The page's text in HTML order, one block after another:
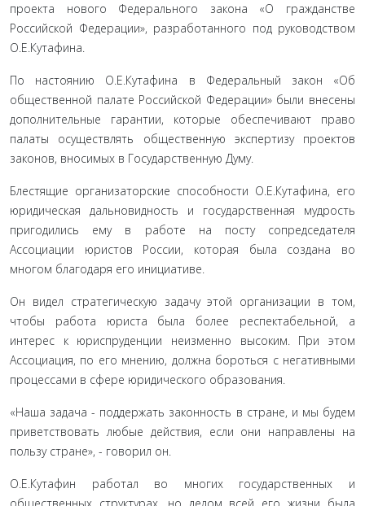
проекта нового Федерального закона «О гражданстве
Российской Федерации», разрабо­танного под руководством
О.Е.Кутафина.
По настоянию О.Е.Кутафина в Федеральный закон «Об
общественной палате Российской Федерации» были внесены
дополнительные гарантии, которые обеспечивают право
палаты осуществлять обществен­ную экспертизу проектов
законов, вносимых в Госу­дарственную Думу.
Блестящие организаторские способности О.Е.Кутафина, его
юридическая дальновидность и государственная мудрость
пригодились ему в работе на посту сопредседателя
Ассоциации юристов Рос­сии, которая была создана во
многом благодаря его инициативе.
Он видел стратегическую задачу этой организа­ции в том,
чтобы работа юриста была более респек­табельной, а
интерес к юриспруденции неизменно высоким. При этом
Ассоциация, по его мнению, должна бороться с негативными
процессами в сфере юридического образования.
«Наша задача - поддержать законность в стране, и мы будем
приветствовать любые действия, если они направлены на
пользу стране», - говорил он.
О.Е.Кутафин работал во многих государствен­ных и